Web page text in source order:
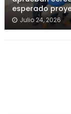
esperado
Julio 24, 2026